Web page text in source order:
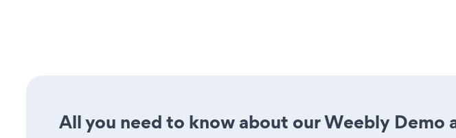
All you need to know about our Weebly Demo